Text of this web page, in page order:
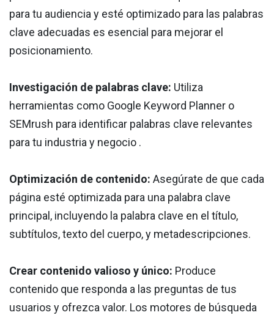
para tu audiencia y esté optimizado para las palabras
clave adecuadas es esencial para mejorar el
posicionamiento.
Investigación de palabras clave: Utiliza
herramientas como Google Keyword Planner o
SEMrush para identificar palabras clave relevantes
para tu industria y negocio .
Optimización de contenido: Asegúrate de que cada
página esté optimizada para una palabra clave
principal, incluyendo la palabra clave en el título,
subtítulos, texto del cuerpo, y metadescripciones.
Crear contenido valioso y único: Produce
contenido que responda a las preguntas de tus
usuarios y ofrezca valor. Los motores de búsqueda